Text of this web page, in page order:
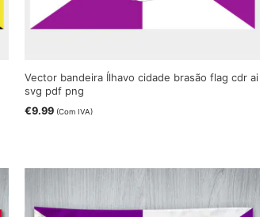
Vector bandeira Ílhavo cidade brasão flag cdr ai
svg pdf png
€9.99 (Com IVA)